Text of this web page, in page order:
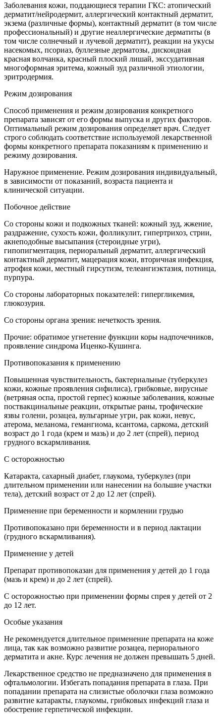
Заболевания кожи, поддающиеся терапии ГКС: атопический
дерматит/нейродермит, аллергический контактный дерматит,
экзема (различные формы), контактный дерматит (в том числе
профессиональный) и другие неаллергические дерматиты (в
том числе солнечный и лучевой дерматит), реакции на укусы
насекомых, псориаз, буллезные дерматозы, дискоидная
красная волчанка, красный плоский лишай, экссудативная
многоформная эритема, кожный зуд различной этиологии,
эритродермия.
Режим дозирования
Способ применения и режим дозирования конкретного
препарата зависят от его формы выпуска и других факторов.
Оптимальный режим дозирования определяет врач. Следует
строго соблюдать соответствие используемой лекарственной
формы конкретного препарата показаниям к применению и
режиму дозирования.
Наружное применение. Режим дозирования индивидуальный,
в зависимости от показаний, возраста пациента и
клинической ситуации.
Побочное действие
Со стороны кожи и подкожных тканей: кожный зуд, жжение,
раздражение, сухость кожи, фолликулит, гипертрихоз, стрии,
акнеподобные высыпания (стероидные угри),
гипопигментация, периоральный дерматит, аллергический
контактный дерматит, мацерация кожи, вторичная инфекция,
атрофия кожи, местный гирсутизм, телеангиэктазия, потница,
пурпура.
Со стороны лабораторных показателей: гипергликемия,
глюкозурия.
Со стороны органа зрения: нечеткость зрения.
Прочие: обратимое угнетение функции коры надпочечников,
проявление синдрома Иценко-Кушинга.
Противопоказания к применению
Повышенная чувствительность, бактериальные (туберкулез
кожи, кожные проявления сифилиса), грибковые, вирусные
(ветряная оспа, простой герпес) кожные заболевания, кожные
поствакцинальные реакции, открытые раны, трофические
язвы голени, розацеа, вульгарные угри, рак кожи, невус,
атерома, меланома, гемангиома, ксантома, саркома, детский
возраст до 1 года (крем и мазь) и до 2 лет (спрей), период
грудного вскармливания.
С осторожностью
Катаракта, сахарный диабет, глаукома, туберкулез (при
длительном применении или нанесении на большие участки
тела), детский возраст от 2 до 12 лет (спрей).
Применение при беременности и кормлении грудью
Противопоказано при беременности и в период лактации
(грудного вскармливания).
Применение у детей
Препарат противопоказан для применения у детей до 1 года
(мазь и крем) и до 2 лет (спрей).
С осторожностью при применении формы спрея у детей от 2
до 12 лет.
Особые указания
Не рекомендуется длительное применение препарата на коже
лица, так как возможно развитие розацеа, периорального
дерматита и акне. Курс лечения не должен превышать 5 дней.
Лекарственное средство не предназначено для применения в
офтальмологии. Избегать попадания препарата в глаза. При
попадании препарата на слизистые оболочки глаза возможно
развитие катаракты, глаукомы, грибковых инфекций глаза и
обострение герпетической инфекции.